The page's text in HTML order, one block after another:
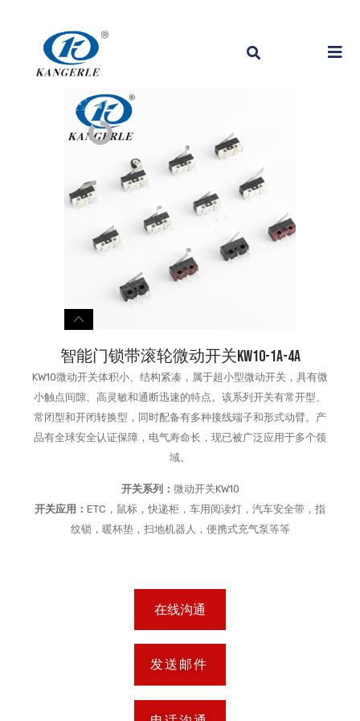
智能门锁带滚轮微动开关KW10-1A-4A
KW10微动开关体积小、结构紧凑，属于超小型微动开关，具有微
小触点间隙、高灵敏和通断迅速的特点。该系列开关有常开型、
常闭型和开闭转换型，同时配备有多种接线端子和形式动臂。产
品有全球安全认证保障，电气寿命长，现已被广泛应用于多个领
域。
开关系列： 微动开关KW10
开关应用： ETC，鼠标，快递柜，车用阅读灯，汽车安全带，指
纹锁，暖杯垫，扫地机器人，便携式充气泵等等
在线沟通
发送邮件